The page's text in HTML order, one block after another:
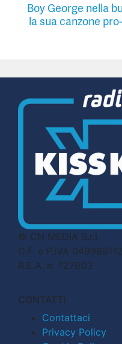
Boy George nella
la sua canzone
© CN MEDIA S.r.l.
C.F. e P.IVA
R.E.A. n. 727803
CONTATTI
Contattaci
Privacy Policy